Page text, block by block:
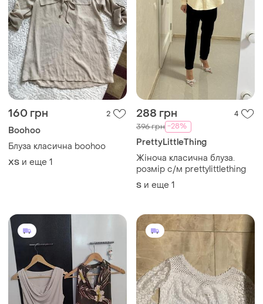
160 грн 2
Boohoo
Блуза класична boohoo
ХS и еще 1
288 грн 4
396 грн -28%
PrettyLittleThing
Жіноча класична блуза.
розмір с/м prettylittlething
S и еще 1